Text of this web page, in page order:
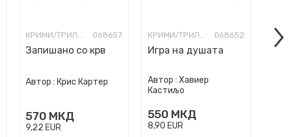
КРИМИ/ТРИЛЕР 068657
Запишано со крв
Автор : Крис Картер
570 МКД
9,22 EUR
КРИМИ/ТРИЛЕР 068652
Игра на душата
Автор : Хавиер
Кастиљо
550 МКД
8,90 EUR